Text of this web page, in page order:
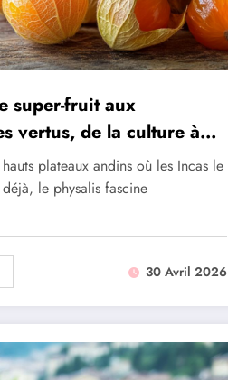
super-fruit aux
vertus, de la culture à
plateaux andins où les Incas le
le physalis fascine
30 Avril 2026